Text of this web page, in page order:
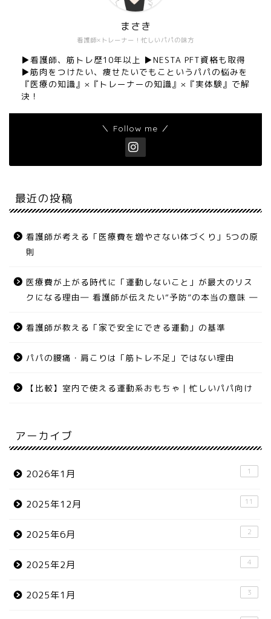
看護師×トレーナー！忙しいパパの味方
まさき
▶︎看護師、筋トレ歴10年以上 ▶︎NESTA PFT資格も取得
▶︎筋肉をつけたい、痩せたいでもこというパパの悩みを
『医療の知識』×『トレーナーの知識』×『実体験』で解
決！
＼ Follow me ／
最近の投稿
看護師が考える「医療費を増やさない体づくり」5つの原
則
医療費が上がる時代に「運動しないこと」が最大のリス
クになる理由― 看護師が伝えたい“予防”の本当の意味 ―
看護師が教える「家で安全にできる運動」の基準
パパの腰痛・肩こりは「筋トレ不足」ではない理由
【比較】室内で使える運動系おもちゃ｜忙しいパパ向け
アーカイブ
2026年1月 1
2025年12月 11
2025年6月 2
2025年2月 4
2025年1月 3